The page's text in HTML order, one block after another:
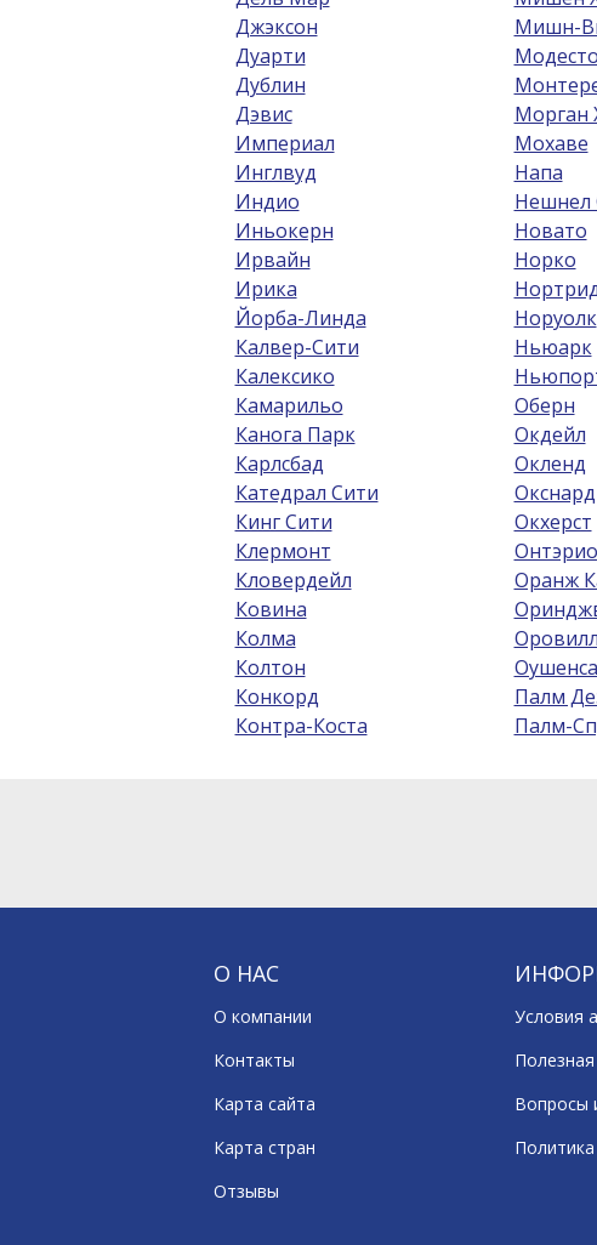
Джэксон
Дуарти
Дублин
Дэвис
Империал
Инглвуд
Индио
Иньокерн
Ирвайн
Ирика
Йорба-Линда
Калвер-Сити
Калексико
Камарильо
Канога Парк
Карлсбад
Катедрал Сити
Кинг Сити
Клермонт
Кловердейл
Ковина
Колма
Колтон
Конкорд
Контра-Коста
Мишн-
Модесто
Морган
Мохаве
Напа
Нешнел
Новато
Норко
Норуолк
Ньюарк
Оберн
Окдейл
Окленд
Окснард
Окхерст
Онтэрио
Оранж
Оровилл
Палм
Палм-
О НАС
О компании
Контакты
Карта сайта
Карта стран
Отзывы
Условия
Вопросы